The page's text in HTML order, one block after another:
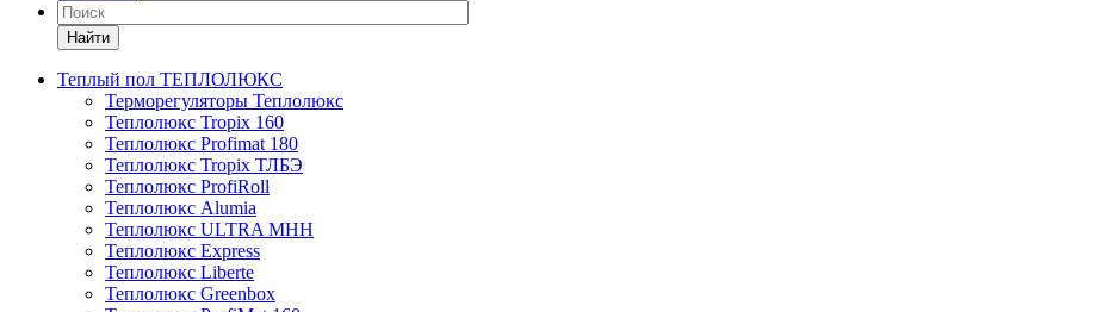
Найти
Теплый пол ТЕПЛОЛЮКС
Терморегуляторы Теплолюкс
Теплолюкс Tropix 160
Теплолюкс Profimat 180
Теплолюкс Tropix ТЛБЭ
Теплолюкс ProfiRoll
Теплолюкс Alumia
Теплолюкс ULTRA МНН
Теплолюкс Express
Теплолюкс Liberte
Теплолюкс Greenbox